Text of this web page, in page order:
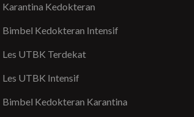
Karantina Kedokteran
Bimbel Kedokteran Intensif
Les UTBK Terdekat
Les UTBK Intensif
Bimbel Kedokteran Karantina